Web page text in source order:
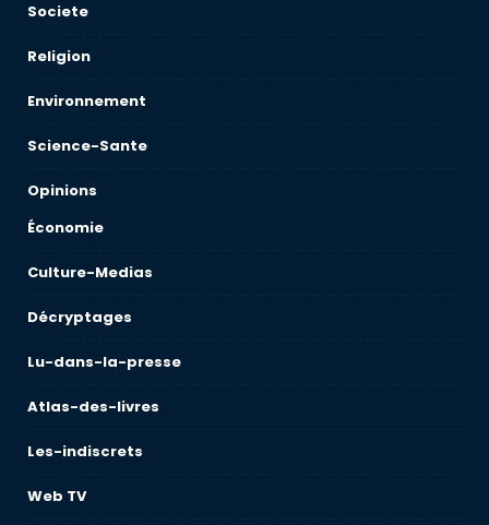
Societe
Religion
Environnement
Science-Sante
Opinions
Économie
Culture-Medias
Décryptages
Lu-dans-la-presse
Atlas-des-livres
Les-indiscrets
Web TV